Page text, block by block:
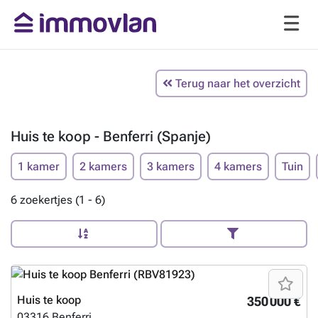
Terug naar het overzicht
Huis te koop - Benferri (Spanje)
1 kamer 2 kamers 3 kamers 4 kamers Tuin
6 zoekertjes (1 - 6)
350 000 €
Huis te koop